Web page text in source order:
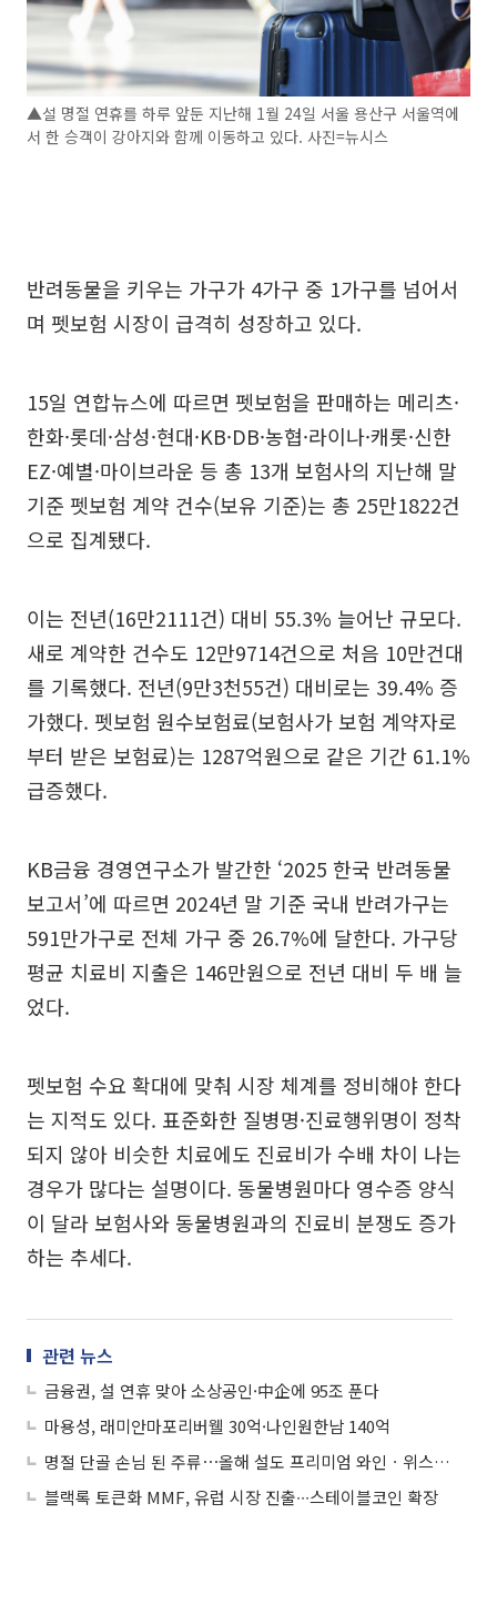
▲설 명절 연휴를 하루 앞둔 지난해 1월 24일 서울 용산구 서울역에
서 한 승객이 강아지와 함께 이동하고 있다. 사진=뉴시스
반려동물을 키우는 가구가 4가구 중 1가구를 넘어서
며 펫보험 시장이 급격히 성장하고 있다.
15일 연합뉴스에 따르면 펫보험을 판매하는 메리츠·
한화·롯데·삼성·현대·KB·DB·농협·라이나·캐롯·신한
EZ·예별·마이브라운 등 총 13개 보험사의 지난해 말
기준 펫보험 계약 건수(보유 기준)는 총 25만1822건
으로 집계됐다.
이는 전년(16만2111건) 대비 55.3% 늘어난 규모다.
새로 계약한 건수도 12만9714건으로 처음 10만건대
를 기록했다. 전년(9만3천55건) 대비로는 39.4% 증
가했다. 펫보험 원수보험료(보험사가 보험 계약자로
부터 받은 보험료)는 1287억원으로 같은 기간 61.1%
급증했다.
KB금융 경영연구소가 발간한 ‘2025 한국 반려동물
보고서’에 따르면 2024년 말 기준 국내 반려가구는
591만가구로 전체 가구 중 26.7%에 달한다. 가구당
평균 치료비 지출은 146만원으로 전년 대비 두 배 늘
었다.
펫보험 수요 확대에 맞춰 시장 체계를 정비해야 한다
는 지적도 있다. 표준화한 질병명·진료행위명이 정착
되지 않아 비슷한 치료에도 진료비가 수배 차이 나는
경우가 많다는 설명이다. 동물병원마다 영수증 양식
이 달라 보험사와 동물병원과의 진료비 분쟁도 증가
하는 추세다.
관련 뉴스
금융권, 설 연휴 맞아 소상공인·中企에 95조 푼다
마용성, 래미안마포리버웰 30억·나인원한남 140억
명절 단골 손님 된 주류⋯올해 설도 프리미엄 와인ㆍ위스키 대세
블랙록 토큰화 MMF, 유럽 시장 진출∙∙∙스테이블코인 확장